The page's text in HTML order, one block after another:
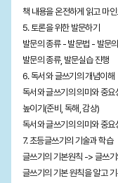
책 내용을 온전하게 읽고 마
5. 토론을 위한 발문하기
발문의 종류 - 발문법 - 발문
발문의 종류, 발문실습 진행
6. 독서와 글쓰기의 개념이해
독서와 글쓰기의 의미와 중
높이기(준비, 독해, 감상)
독서와 글쓰기의 의미와 중
7. 초등글쓰기의 기술과 학습
글쓰기의 기본원칙 -> 글쓰
글쓰기의 기본 원칙을 알고